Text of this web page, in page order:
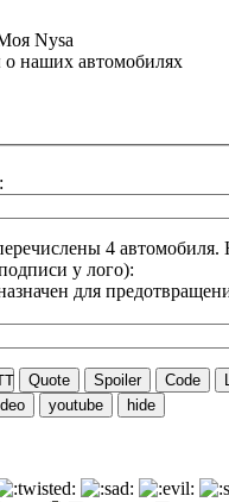
Nysa
о наших автомобилях
4
у лого):
для
Quote Spoiler Code
youtube hide